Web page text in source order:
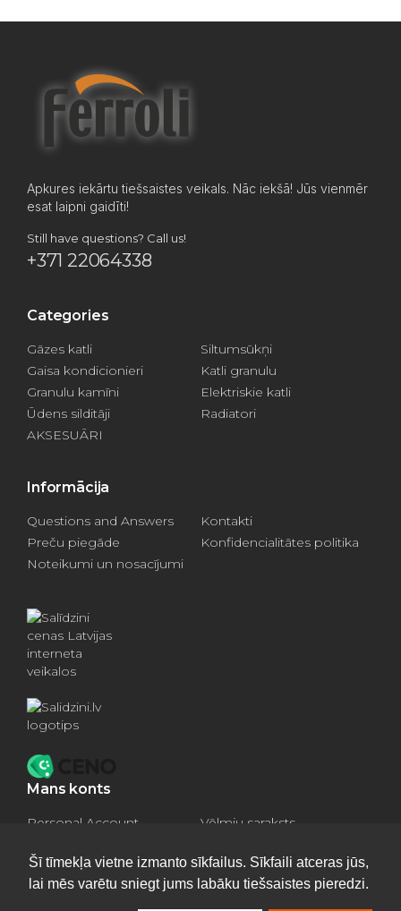
Šī tīmekļa vietne izmanto sīkfailus. Sīkfaili atceras jūs,
lai mēs varētu sniegt jums labāku tiešsaistes pieredzi.
Apkures iekārtu tiešsaistes veikals. Nāc iekšā! Jūs vienmēr
esat laipni gaidīti!
Still have questions? Call us!
+371 22064338
Categories
Gāzes katli
Siltumsūkņi
Gaisa kondicionieri
Katli granulu
Granulu kamīni
Elektriskie katli
Ūdens silditāji
Radiatori
AKSESUĀRI
Informācija
Questions and Answers
Kontakti
Preču piegāde
Konfidencialitātes politika
Noteikumi un nosacījumi
Mans konts
Personal Account
Vēlmju saraksts